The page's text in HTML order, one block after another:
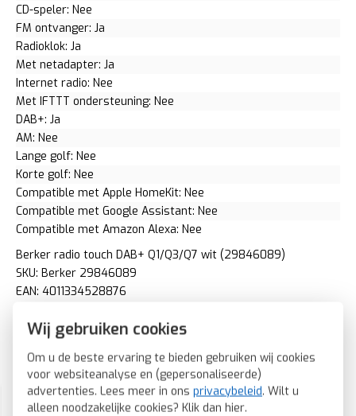
Wij gebruiken cookies
Om u de beste ervaring te bieden gebruiken wij cookies
voor websiteanalyse en (gepersonaliseerde)
advertenties. Lees meer in ons privacybeleid. Wilt u
alleen noodzakelijke cookies? Klik dan hier.
CD-speler: Nee
FM ontvanger: Ja
Radioklok: Ja
Met netadapter: Ja
Internet radio: Nee
Met IFTTT ondersteuning: Nee
DAB+: Ja
AM: Nee
Lange golf: Nee
Korte golf: Nee
Compatible met Apple HomeKit: Nee
Compatible met Google Assistant: Nee
Compatible met Amazon Alexa: Nee
Berker radio touch DAB+ Q1/Q3/Q7 wit (29846089)
SKU: Berker 29846089
EAN: 4011334528876
Gerelateerde producten